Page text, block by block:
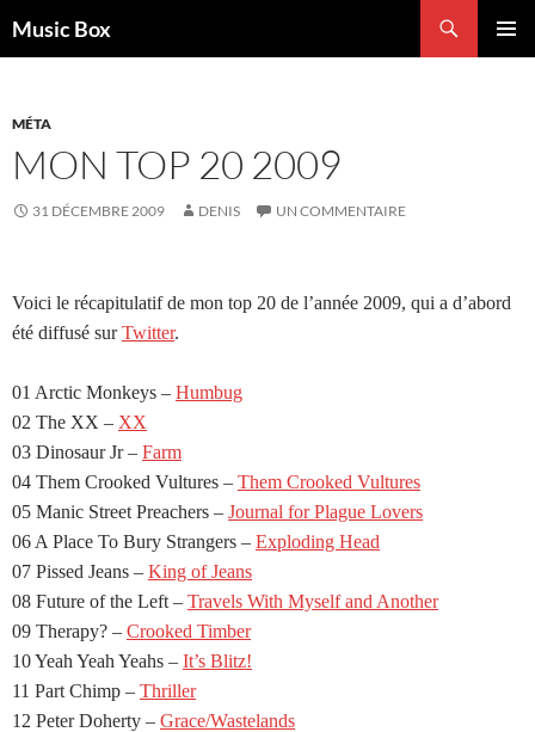
auMusic Box
MÉTA
MON TOP 20 2009
31 DÉCEMBRE 2009 DENIS UN COMMENTAIRE
Voici le récapitulatif de mon top 20 de l’année 2009, qui a d’abord
été diffusé surTwitter.
01 Arctic Monkeys – Humbug
02 The XX – XX
03 Dinosaur Jr – Farm
04 Them Crooked Vultures – Them Crooked Vultures
05 Manic Street Preachers – Journal for Plague Lovers
06 A Place To Bury Strangers – Exploding Head
07 Pissed Jeans – King of Jeans
08 Future of the Left – Travels With Myself and Another
09 Therapy? – Crooked Timber
10 Yeah Yeah Yeahs – It’s Blitz!
11 Part Chimp – Thriller
12 Peter Doherty – Grace/Wastelands